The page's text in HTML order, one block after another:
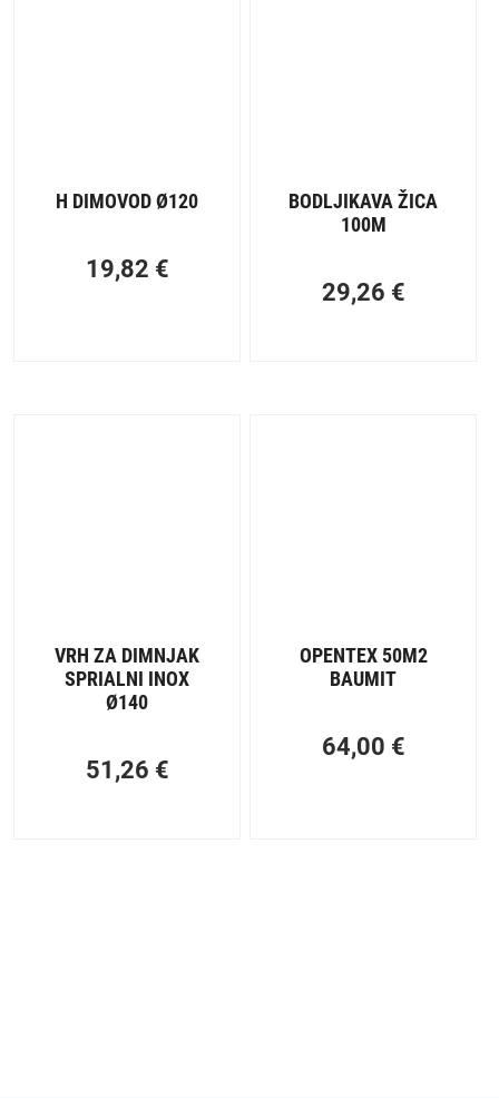
H DIMOVOD Ø120
19,82 €
BODLJIKAVA ŽICA
100M
29,26 €
VRH ZA DIMNJAK
SPRIALNI INOX
Ø140
51,26 €
OPENTEX 50M2
BAUMIT
64,00 €